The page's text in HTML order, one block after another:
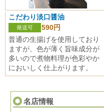
名店情報
こだわり淡口醤油
発送可
590円
普通の生揚げを使用しており
ますが、色が薄く旨味成分が
多いので煮物料理が色彩やか
においしく仕上がります。